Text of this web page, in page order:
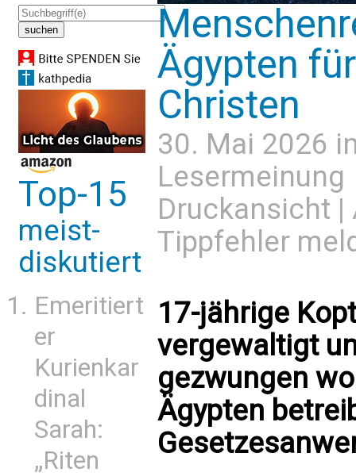
Top-15
meist-
diskutiert
Emeritiert
er
Kurienkar
dinal
Sarah:
„Riten
Ägypten
Christen
30. Mai 2026
Lesermeinung
Druckansicht |
Tippfehler
17-jährige
vergewaltigt
gezwungen
Ägypten